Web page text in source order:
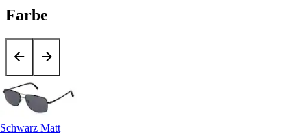
Farbe
Schwarz Matt